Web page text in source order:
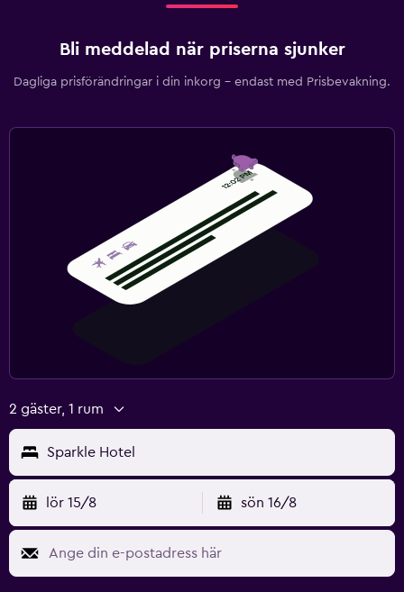
Bli meddelad när priserna sjunker
Dagliga prisförändringar i din inkorg – endast med Prisbevakning.
2 gäster, 1 rum
Sparkle Hotel
lör 15/8 sön 16/8